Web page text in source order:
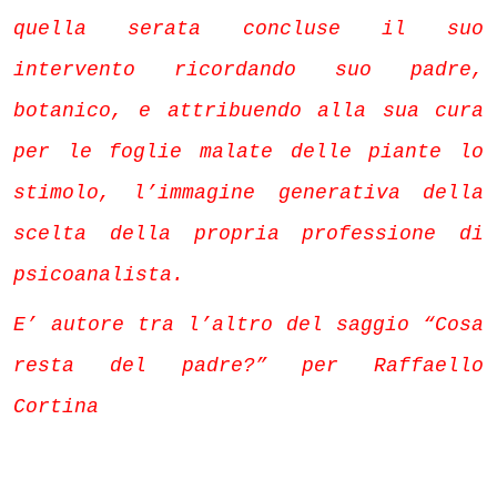
quella serata concluse il suo
intervento ricordando suo padre,
botanico, e attribuendo alla sua cura
per le foglie malate delle piante lo
stimolo, l’immagine generativa della
scelta della propria professione di
psicoanalista.
E’ autore tra l’altro del saggio “Cosa
resta del padre?” per Raffaello
Cortina